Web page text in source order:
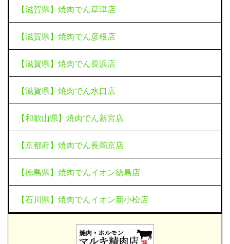
【滋賀県】焼肉でん草津店
【滋賀県】焼肉でん彦根店
【滋賀県】焼肉でん長浜店
【滋賀県】焼肉でん水口店
【和歌山県】焼肉でん新宮店
【京都府】焼肉でん長岡京店
【徳島県】焼肉でんイオン徳島店
【石川県】焼肉でんイオン新小松店